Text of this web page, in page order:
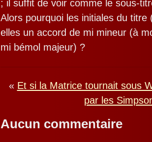
; il suffit de voir comme le sous-
Alors pourquoi les initiales du
elles un accord de mi mineur (à
mi bémol majeur) ?
« Et si la Matrice tournait sous
par les
Aucun commentaire